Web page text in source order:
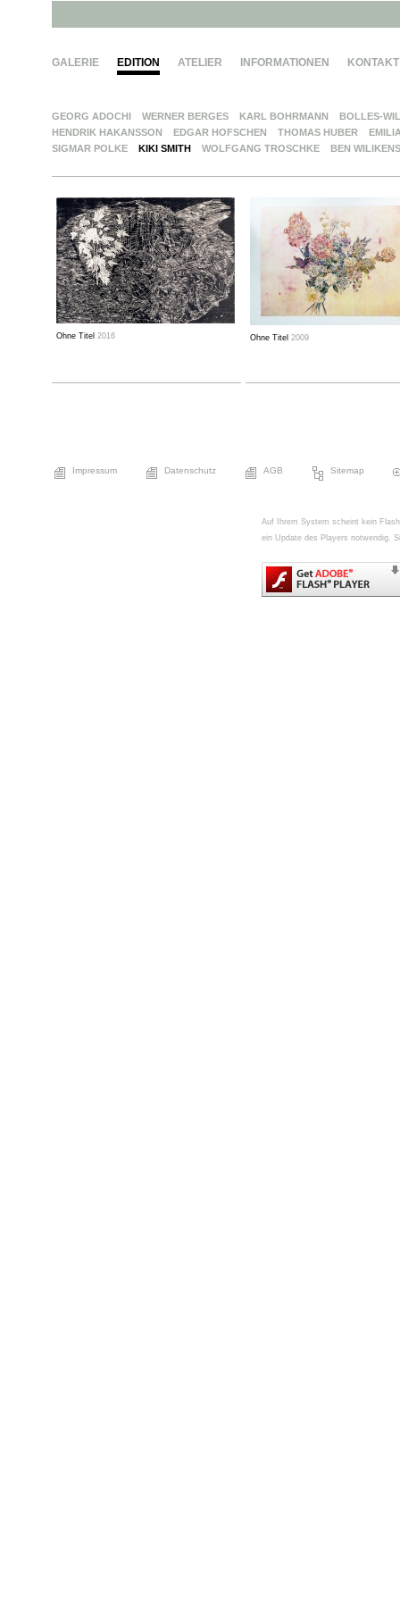
GALERIE EDITION ATELIER INFORMATIONEN KONTAKT
GEORG ADOCHI WERNER BERGES KARL BOHRMANN
BOLLES-
HENDRIK HAKANSSON
EDGAR HOFSCHEN THOMAS HUBER
SIGMAR POLKE
KIKI SMITH WOLFGANG TROSCHKE BEN WILIKENS
Ohne Titel 2016 Ohne Titel 2009
Impressum Datenschutz AGB Sitemap
Auf Ihrem System scheint kein
ein Update des Players notwendig.